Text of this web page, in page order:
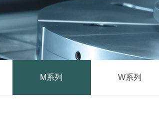
M系列 W系列